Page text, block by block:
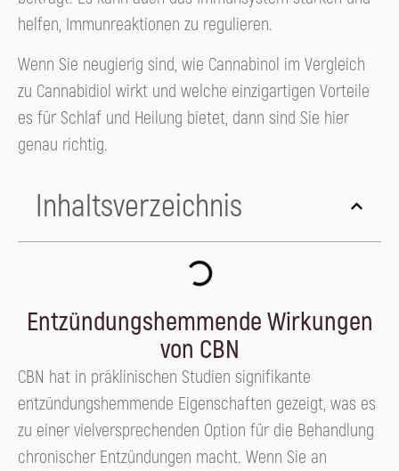
helfen, Immunreaktionen zu regulieren.
Wenn Sie neugierig sind, wie Cannabinol im Vergleich
zu Cannabidiol wirkt und welche einzigartigen Vorteile
es für Schlaf und Heilung bietet, dann sind Sie hier
genau richtig.
Inhaltsverzeichnis
Entzündungshemmende Wirkungen
von CBN
CBN hat in präklinischen Studien signifikante
entzündungshemmende Eigenschaften gezeigt, was es
zu einer vielversprechenden Option für die Behandlung
chronischer Entzündungen macht. Wenn Sie an